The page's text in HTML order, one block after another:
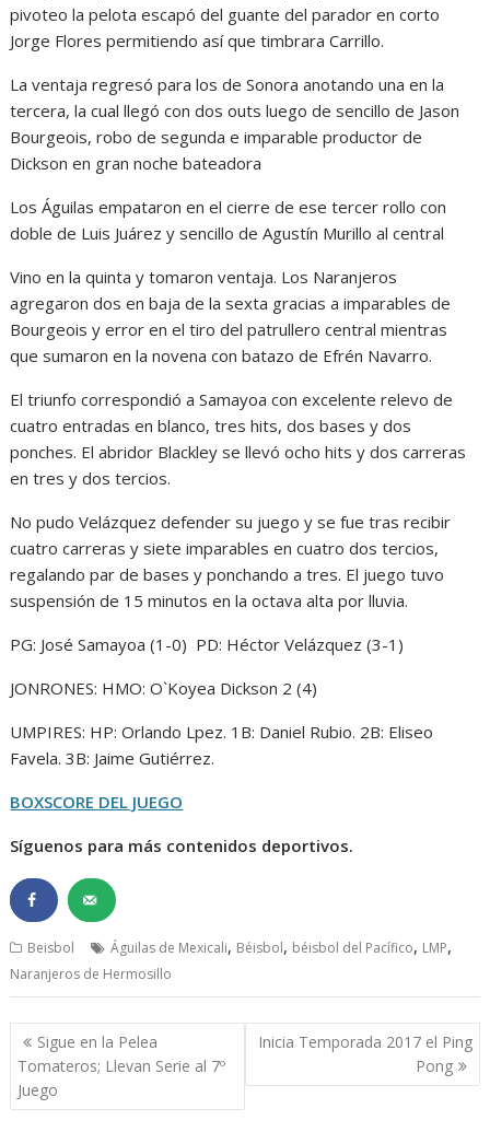
pivoteo la pelota escapó del guante del parador en corto
Jorge Flores permitiendo así que timbrara Carrillo.
La ventaja regresó para los de Sonora anotando una en la
tercera, la cual llegó con dos outs luego de sencillo de Jason
Bourgeois, robo de segunda e imparable productor de
Dickson en gran noche bateadora
Los Águilas empataron en el cierre de ese tercer rollo con
doble de Luis Juárez y sencillo de Agustín Murillo al central
Vino en la quinta y tomaron ventaja. Los Naranjeros
agregaron dos en baja de la sexta gracias a imparables de
Bourgeois y error en el tiro del patrullero central mientras
que sumaron en la novena con batazo de Efrén Navarro.
El triunfo correspondió a Samayoa con excelente relevo de
cuatro entradas en blanco, tres hits, dos bases y dos
ponches. El abridor Blackley se llevó ocho hits y dos carreras
en tres y dos tercios.
No pudo Velázquez defender su juego y se fue tras recibir
cuatro carreras y siete imparables en cuatro dos tercios,
regalando par de bases y ponchando a tres. El juego tuvo
suspensión de 15 minutos en la octava alta por lluvia.
PG: José Samayoa (1-0) PD: Héctor Velázquez (3-1)
JONRONES: HMO: O`Koyea Dickson 2 (4)
UMPIRES: HP: Orlando Lpez. 1B: Daniel Rubio. 2B: Eliseo
Favela. 3B: Jaime Gutiérrez.
BOXSCORE DEL JUEGO
Síguenos para más contenidos deportivos.
Beisbol Águilas de Mexicali, Béisbol, béisbol del Pacífico, LMP,
Naranjeros de Hermosillo
Navegación
de
entradas
Sigue en la Pelea
Tomateros; Llevan Serie al 7º
Juego
Inicia Temporada 2017 el Ping
Pong